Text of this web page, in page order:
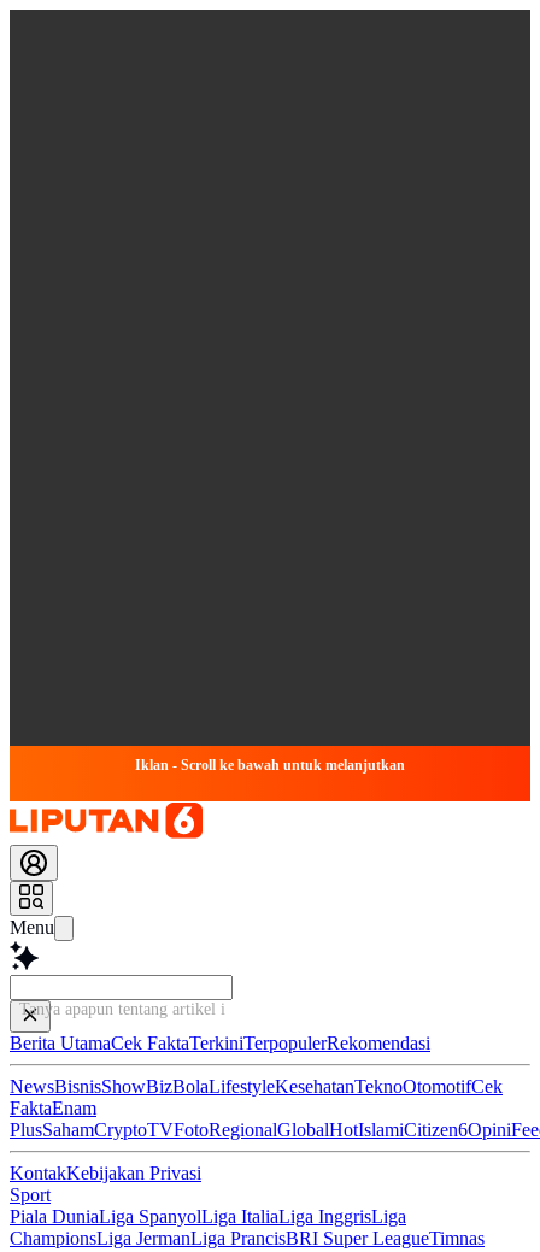
Iklan - Scroll ke bawah untuk melanjutkan
Menu
Tanya apapun tentang artikel ini...
Berita UtamaCek FaktaTerkiniTerpopulerRekomendasi
NewsBisnisShowBizBolaLifestyleKesehatanTeknoOtomotifCek
FaktaEnam
PlusSahamCryptoTVFotoRegionalGlobalHotIslamiCitizen6Opini
KontakKebijakan Privasi
Sport
Piala DuniaLiga SpanyolLiga ItaliaLiga InggrisLiga
ChampionsLiga JermanLiga PrancisBRI Super LeagueTimnas